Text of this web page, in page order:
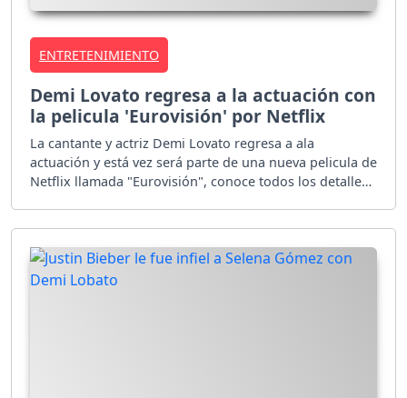
ENTRETENIMIENTO
Demi Lovato regresa a la actuación con
la pelicula 'Eurovisión' por Netflix
La cantante y actriz Demi Lovato regresa a ala
actuación y está vez será parte de una nueva pelicula de
Netflix llamada "Eurovisión", conoce todos los detalles